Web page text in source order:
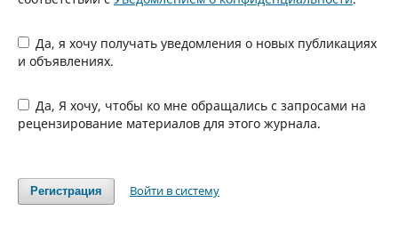
Да, я хочу получать уведомления о новых публикациях
и объявлениях.
Да, Я хочу, чтобы ко мне обращались с запросами на
рецензирование материалов для этого журнала.
Регистрация Войти в систему